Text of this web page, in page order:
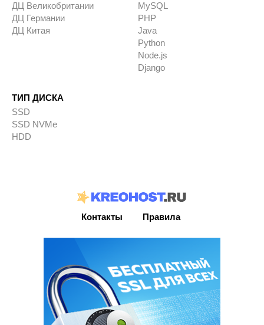
ДЦ Великобритании
ДЦ Германии
ДЦ Китая
MySQL
PHP
Java
Python
Node.js
Django
ТИП ДИСКА
SSD
SSD NVMe
HDD
Контакты Правила